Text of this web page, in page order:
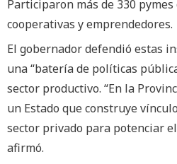
Participaron más de 330
cooperativas y emprendedores.
El gobernador defendió estas
una “batería de políticas
sector productivo. “En la
un Estado que construye
sector privado para potenciar
afirmó.